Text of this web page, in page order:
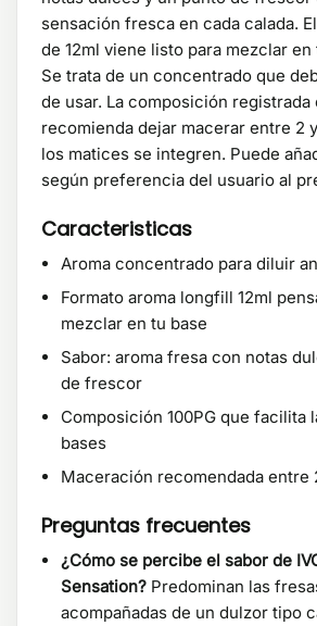
sensación fresca en cada calada.
de 12ml viene listo para mezclar en
Se trata de un concentrado que
de usar. La composición registrada
recomienda dejar macerar entre 2
los matices se integren. Puede
según preferencia del usuario al
Caracteristicas
Aroma concentrado para diluir
Formato aroma longfill 12ml
mezclar en tu base
Sabor: aroma fresa con notas
de frescor
Composición 100PG que facilita
bases
Maceración recomendada entre
Preguntas frecuentes
¿Cómo se percibe el sabor de
Sensation? Predominan las
acompañadas de un dulzor tipo